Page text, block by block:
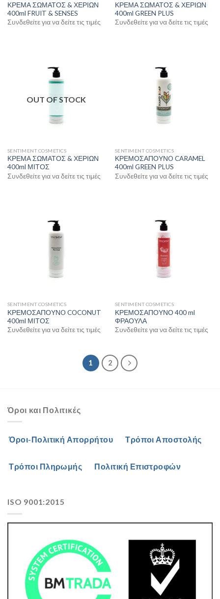
ΚΡΕΜΑ ΣΩΜΑΤΟΣ & ΧΕΡΙΩΝ
400ml FRUIT & SENSES
Συνδεθείτε για να δείτε τις τιμές
ΚΡΕΜΑ ΣΩΜΑΤΟΣ & ΧΕΡΙΩΝ
400ml GREEN PLUS
Συνδεθείτε για να δείτε τις τιμές
OUT OF STOCK
SENTIMENT COSMETICS
ΚΡΕΜΑ ΣΩΜΑΤΟΣ & ΧΕΡΙΩΝ
400ml ΜΙΤΟΣ
Συνδεθείτε για να δείτε τις τιμές
SENTIMENT COSMETICS
ΚΡΕΜΟΣΑΠΟΥΝO CARAMEL
400ml GREEN PLUS
Συνδεθείτε για να δείτε τις τιμές
SENTIMENT COSMETICS
ΚΡΕΜΟΣΑΠΟΥΝO COCONUT
400ml ΜΙΤΟΣ
Συνδεθείτε για να δείτε τις τιμές
SENTIMENT COSMETICS
ΚΡΕΜΟΣΑΠΟΥΝΟ 400 ml
ΦΡΑΟΥΛΑ
Συνδεθείτε για να δείτε τις τιμές
1 2
Όροι και Πολιτικές
Όροι-Πολιτική Απορρήτου Τρόποι Αποστολής
Τρόποι Πληρωμής Πολιτική Επιστροφών
ISO 9001:2015